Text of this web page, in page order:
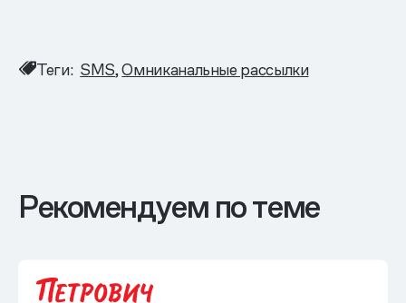
Теги: SMS Омниканальные рассылки
Рекомендуем по теме